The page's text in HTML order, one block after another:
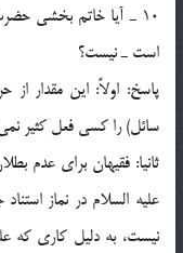
10 ـ آیا خاتم بخشی
است ـ نیست؟
پاسخ: اولاً: این مقدار
سائل) را کسی فعل کثیر
ثانیا: فقیهان برای عدم
علیه السلام در نماز
نیست، به دلیل کاری که